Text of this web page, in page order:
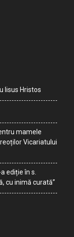
Iisus Hristos
mamele
Vicariatului
ediție în s.
cu inimă curată”